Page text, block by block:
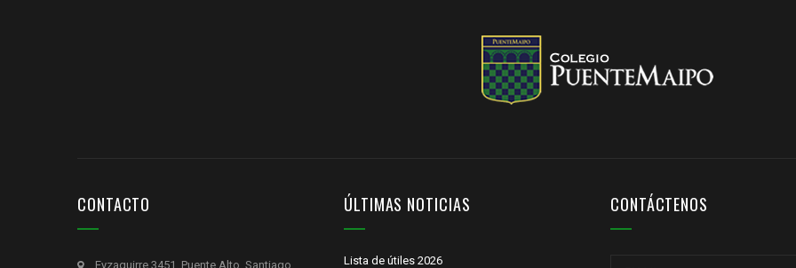
CONTACTO
Eyzaguirre 3451, Puente Alto, Santiago.
ÚLTIMAS NOTICIAS
Lista de útiles 2026
CONTÁCTENOS